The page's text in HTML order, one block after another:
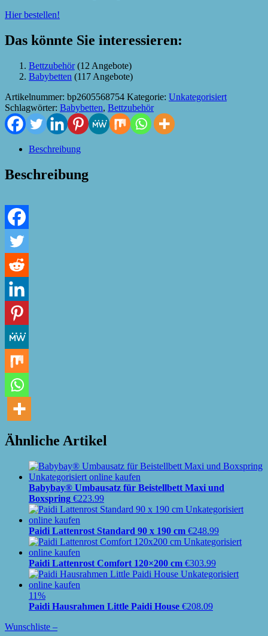
Hier bestellen!
Das könnte Sie interessieren:
Bettzubehör(12 Angebote)
Babybetten (117 Angebote)
Artikelnummer: bp2605568754 Kategorie: Unkategorisiert
Schlagwörter: Babybetten, Bettzubehör
Beschreibung
Beschreibung
Ähnliche Artikel
Babybay® Umbausatz für Beistellbett Maxi und
Boxspring €223.99
Paidi Lattenrost Standard 90 x 190 cm €248.99
Paidi Lattenrost Comfort 120×200 cm €303.99
11%
Paidi Hausrahmen Little Paidi House €208.09
Wunschliste –